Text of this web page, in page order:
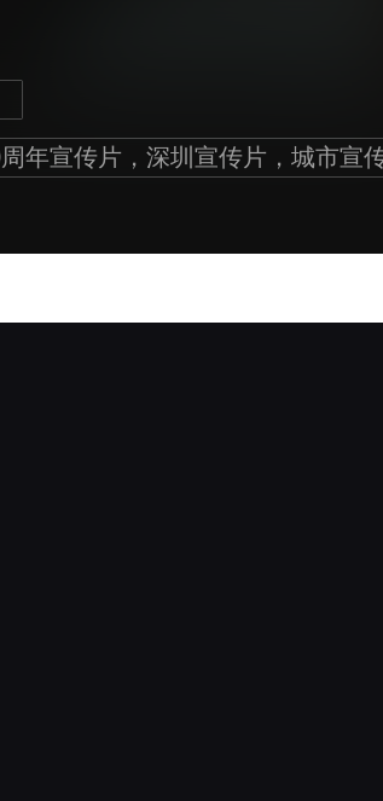
年宣传片，深圳宣传片，城市宣